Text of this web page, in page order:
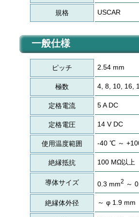
規格 USCAR
一般仕様
ピッチ 2.54 mm
極数 4, 8, 10, 16,
定格電流 5 A DC
定格電圧 14 V DC
使用温度範囲 -40 ℃ ～
絶縁抵抗 100 MΩ以上
導体サイズ 0.3 mm2 ～
絶縁体外径 ～ φ 1.9 mm